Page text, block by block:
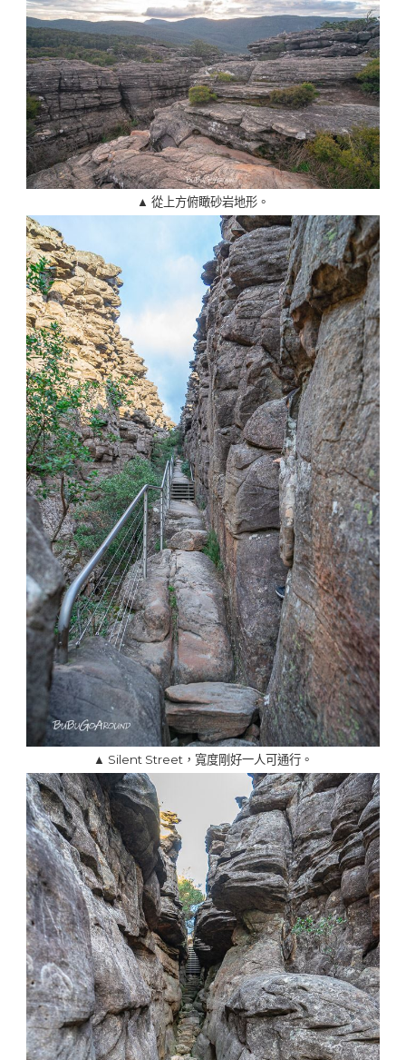
▲ 從上方俯瞰砂岩地形。
▲ Silent Street，寬度剛好一人可通行。